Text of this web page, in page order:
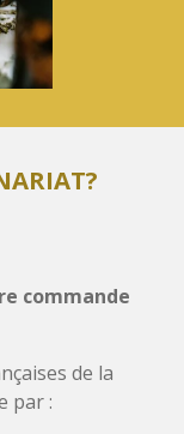
commande
de la
par :